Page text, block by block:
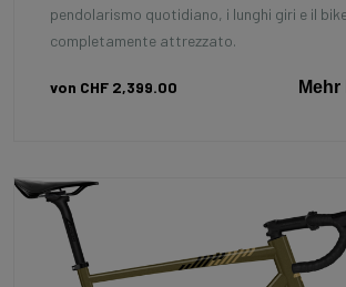
pendolarismo quotidiano, i lunghi giri e il
completamente attrezzato.
von CHF 2,399.00